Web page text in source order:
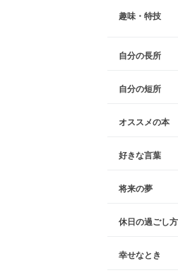
趣味・特技
自分の長所
自分の短所
オススメの本
好きな言葉
将来の夢
休日の過ごし方
幸せなとき